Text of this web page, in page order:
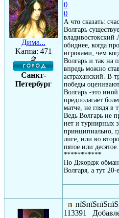
Дима...
Karma: 471
Санкт-
Петербург
0
0
А что сказать:
Волгарь
обиднее, когда
игроками, чем
Волгарь и так на
впредь можно
астраханский. В-
победы
Волгарь -это
предполагает
матче, не глядя в
Ведь Волгарь не
нет и турнирных
принципиально,
лиге, или во
пятое или
***********
Но Джордж
Волгаря, а тут 20-
113391